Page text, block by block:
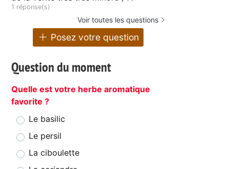
1 réponse(s)
Voir toutes les questions
Posez votre question
Question du moment
Quelle est votre herbe aromatique
favorite ?
Le basilic
Le persil
La ciboulette